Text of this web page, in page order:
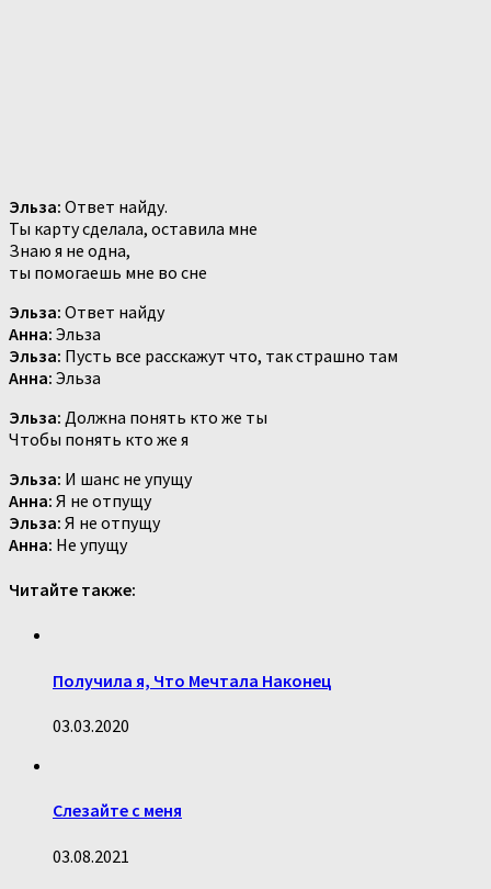
Эльза: Ответ найду.
Ты карту сделала, оставила мне
Знаю я не одна,
ты помогаешь мне во сне
Эльза: Ответ найду
Анна: Эльза
Эльза: Пусть все расскажут что, так страшно там
Анна: Эльза
Эльза: Должна понять кто же ты
Чтобы понять кто же я
Эльза: И шанс не упущу
Анна: Я не отпущу
Эльза: Я не отпущу
Анна: Не упущу
Читайте также:
Получила я, Что Мечтала Наконец
03.03.2020
Слезайте с меня
03.08.2021